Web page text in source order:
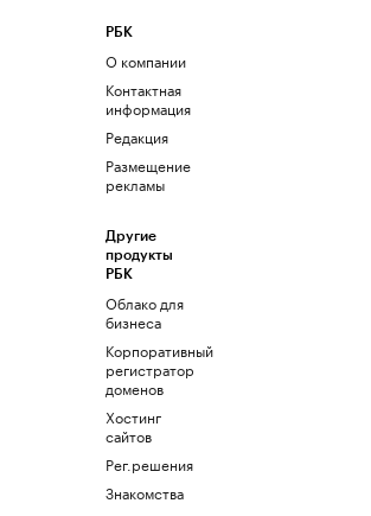
РБК
О компании
Контактная
информация
Редакция
Размещение
рекламы
Другие
продукты
РБК
Облако для
бизнеса
Корпоративный
регистратор
доменов
Хостинг
сайтов
Рег.решения
Знакомства